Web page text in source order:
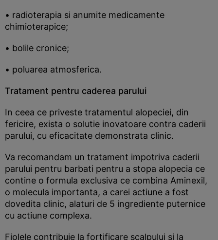
• radioterapia si anumite medicamente
chimioterapice;
• bolile cronice;
• poluarea atmosferica.
Tratament pentru caderea parului
In ceea ce priveste tratamentul alopeciei, din
fericire, exista o solutie inovatoare contra caderii
parului, cu eficacitate demonstrata clinic.
Va recomandam un tratament impotriva caderii
parului pentru barbati pentru a stopa alopecia ce
contine o formula exclusiva ce combina Aminexil,
o molecula importanta, a carei actiune a fost
dovedita clinic, alaturi de 5 ingrediente puternice
cu actiune complexa.
Fiolele contribuie la fortificare scalpului si la